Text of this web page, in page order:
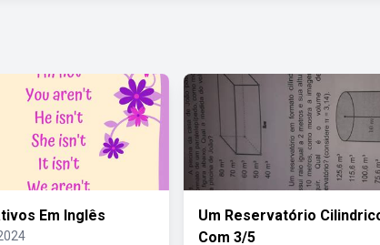
Em Inglês
Um Reservatório
Com 3/5